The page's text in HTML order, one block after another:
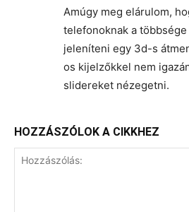
Amúgy meg elárulom,
telefonoknak a
jeleníteni egy 3d-s
os kijelzőkkel nem
slidereket nézegetni.
HOZZÁSZÓLOK A CIKKHEZ